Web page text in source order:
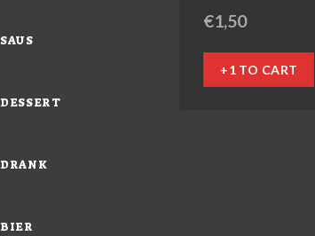
SAUS
DESSERT
DRANK
BIER
€1,50
+1 TO CART